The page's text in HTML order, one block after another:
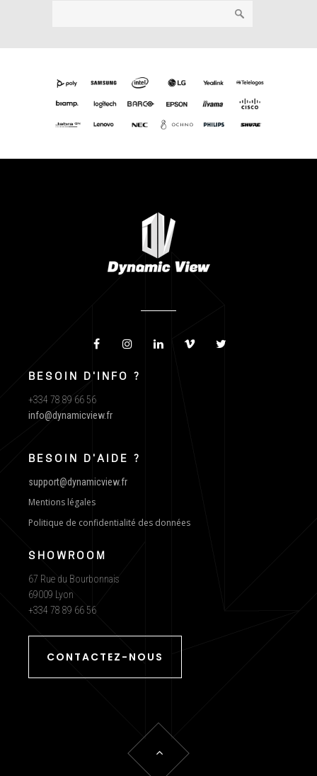
BESOIN D'INFO ?
+334 78 89 66 56
info@dynamicview.fr
BESOIN D'AIDE ?
support@dynamicview.fr
Mentions légales
Politique de confidentialité des données
SHOWROOM
67 Rue du Bourbonnais
69009 Lyon
+334 78 89 66 56
CONTACTEZ-NOUS